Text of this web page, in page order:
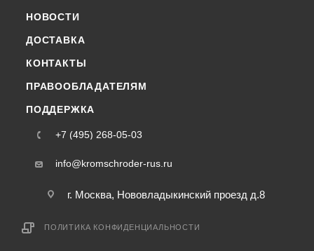
НОВОСТИ
ДОСТАВКА
КОНТАКТЫ
ПРАВООБЛАДАТЕЛЯМ
ПОДДЕРЖКА
+7 (495) 268-05-03
info@kromschroder-rus.ru
г. Москва, Нововладыкинский проезд д.8
ПОЛИТИКА КОНФИДЕНЦИАЛЬНОСТИ